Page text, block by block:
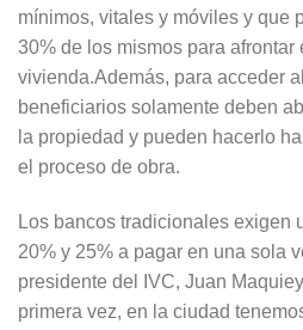
mínimos, vitales y móviles y que
30% de los mismos para afrontar
vivienda.Además, para acceder
beneficiarios solamente deben
la propiedad y pueden hacerlo
el proceso de obra.
Los bancos tradicionales exigen
20% y 25% a pagar en una sola
presidente del IVC, Juan
primera vez, en la ciudad